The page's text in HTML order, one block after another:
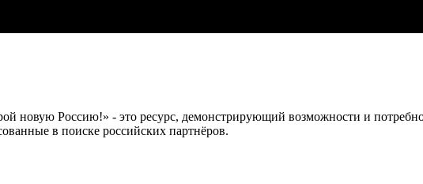
Россию!» - это ресурс, демонстрирующий возможности и
в поиске российских партнёров.